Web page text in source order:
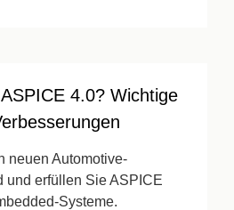
4.0? Wichtige
neuen Automotive-
und erfüllen Sie ASPICE
Systeme.